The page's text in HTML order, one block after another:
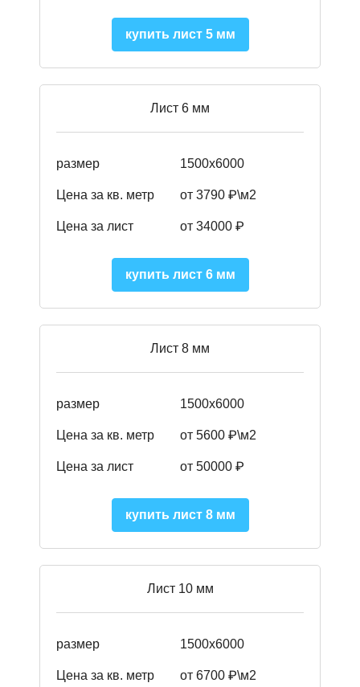
купить лист 5 мм
Лист 6 мм
размер 1500х6000
Цена за кв. метр от 3790 ₽\м2
Цена за лист от 34000 ₽
купить лист 6 мм
Лист 8 мм
размер 1500х6000
Цена за кв. метр от 5600 ₽\м2
Цена за лист от 50000 ₽
купить лист 8 мм
Лист 10 мм
размер 1500х6000
Цена за кв. метр от 6700 ₽\м2